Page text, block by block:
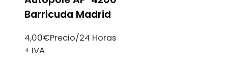
Barricuda Madrid
4,00€Precio/24 Horas
+ IVA